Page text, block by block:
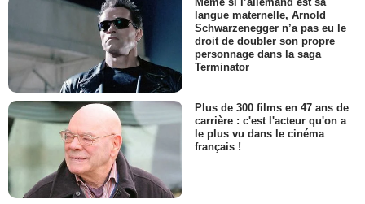
langue maternelle, Arnold
Schwarzenegger n’a pas eu le
droit de doubler son propre
personnage dans la saga
Terminator
Plus de 300 films en 47 ans de
carrière : c'est l'acteur qu'on a
le plus vu dans le cinéma
français !